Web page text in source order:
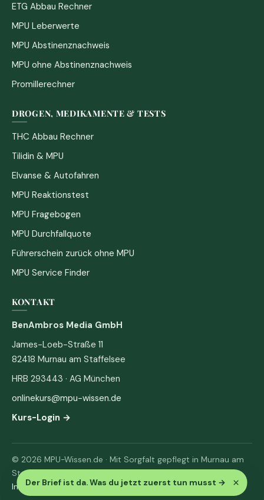
Der Brief ist da. Was du jetzt zuerst tun musst → ×
ETG Abbau Rechner
MPU Leberwerte
MPU Abstinenznachweis
MPU ohne Abstinenznachweis
Promillerechner
DROGEN, MEDIKAMENTE & TESTS
THC Abbau Rechner
Tilidin & MPU
Elvanse & Autofahren
MPU Reaktionstest
MPU Fragebogen
MPU Durchfallquote
Führerschein zurück ohne MPU
MPU Service Finder
KONTAKT
BenAmbros Media GmbH
James-Loeb-Straße 11
82418 Murnau am Staffelsee
HRB 293443 · AG München
onlinekurs@mpu-wissen.de
Kurs-Login →
© 2026 MPU-Wissen.de · Mit Sorgfalt gepflegt in Murnau am
Staffelsee
Impressum· Datenschutz & AGB